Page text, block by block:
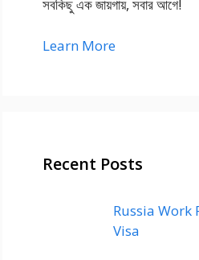
সবকিছু এক জায়গায়, সবার আগে!
Learn More
Recent Posts
Russia Work
Visa